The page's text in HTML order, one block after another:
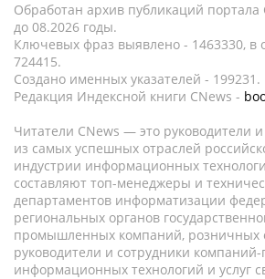
Обработан архив публикаций портала
до 08.2026 годы.
Ключевых фраз выявлено - 1463330, в
724415.
Создано именных указателей - 199231.
Редакция Индексной книги CNews -
Читатели CNews — это руководители
из самых успешных отраслей
индустрии информационных
составляют топ-менеджеры и
департаментов информатизации
региональных органов
промышленных компаний, розничных
руководители и сотрудники
информационных технологий и услуг